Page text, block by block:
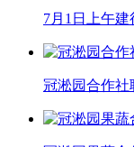
7月1日上午
冠淞园合作社